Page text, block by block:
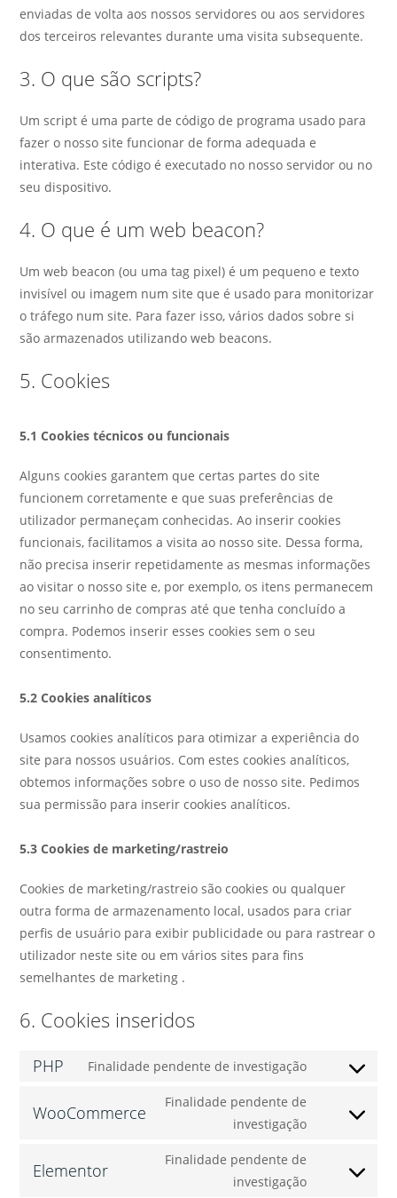
enviadas de volta aos nossos servidores ou aos servidores
dos terceiros relevantes durante uma visita subsequente.
3. O que são scripts?
Um script é uma parte de código de programa usado para
fazer o nosso site funcionar de forma adequada e
interativa. Este código é executado no nosso servidor ou no
seu dispositivo.
4. O que é um web beacon?
Um web beacon (ou uma tag pixel) é um pequeno e texto
invisível ou imagem num site que é usado para monitorizar
o tráfego num site. Para fazer isso, vários dados sobre si
são armazenados utilizando web beacons.
5. Cookies
5.1 Cookies técnicos ou funcionais
Alguns cookies garantem que certas partes do site
funcionem corretamente e que suas preferências de
utilizador permaneçam conhecidas. Ao inserir cookies
funcionais, facilitamos a visita ao nosso site. Dessa forma,
não precisa inserir repetidamente as mesmas informações
ao visitar o nosso site e, por exemplo, os itens permanecem
no seu carrinho de compras até que tenha concluído a
compra. Podemos inserir esses cookies sem o seu
consentimento.
5.2 Cookies analíticos
Usamos cookies analíticos para otimizar a experiência do
site para nossos usuários. Com estes cookies analíticos,
obtemos informações sobre o uso de nosso site. Pedimos
sua permissão para inserir cookies analíticos.
5.3 Cookies de marketing/rastreio
Cookies de marketing/rastreio são cookies ou qualquer
outra forma de armazenamento local, usados para criar
perfis de usuário para exibir publicidade ou para rastrear o
utilizador neste site ou em vários sites para fins
semelhantes de marketing .
6. Cookies inseridos
PHP Finalidade pendente de investigação
WooCommerce
Finalidade pendente de
investigação
Elementor
Finalidade pendente de
investigação